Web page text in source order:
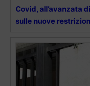
Covid, all’avanzata
sulle nuove